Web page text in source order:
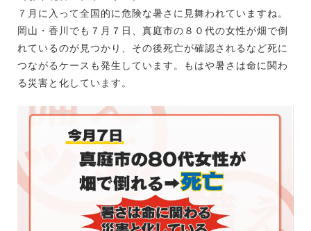
７月に入って全国的に危険な暑さに見舞われていますね。
岡山・香川でも７月７日、真庭市の８０代の女性が畑で倒
れているのが見つかり、その後死亡が確認されるなど死に
つながるケースも発生しています。もはや暑さは命に関わ
る災害と化しています。